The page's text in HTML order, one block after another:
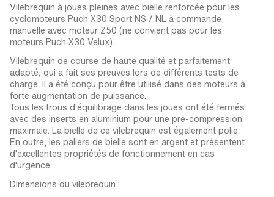
Vilebrequin à joues pleines avec bielle renforcée pour les
cyclomoteurs Puch X30 Sport NS / NL à commande
manuelle avec moteur Z50 (ne convient pas pour les
moteurs Puch X30 Velux).
Vilebrequin de course de haute qualité et parfaitement
adapté, qui a fait ses preuves lors de différents tests de
charge. Il a été conçu pour être utilisé dans des moteurs à
forte augmentation de puissance.
Tous les trous d'équilibrage dans les joues ont été fermés
avec des inserts en aluminium pour une pré-compression
maximale. La bielle de ce vilebrequin est également polie.
En outre, les paliers de bielle sont en argent et présentent
d'excellentes propriétés de fonctionnement en cas
d'urgence.
Dimensions du vilebrequin :